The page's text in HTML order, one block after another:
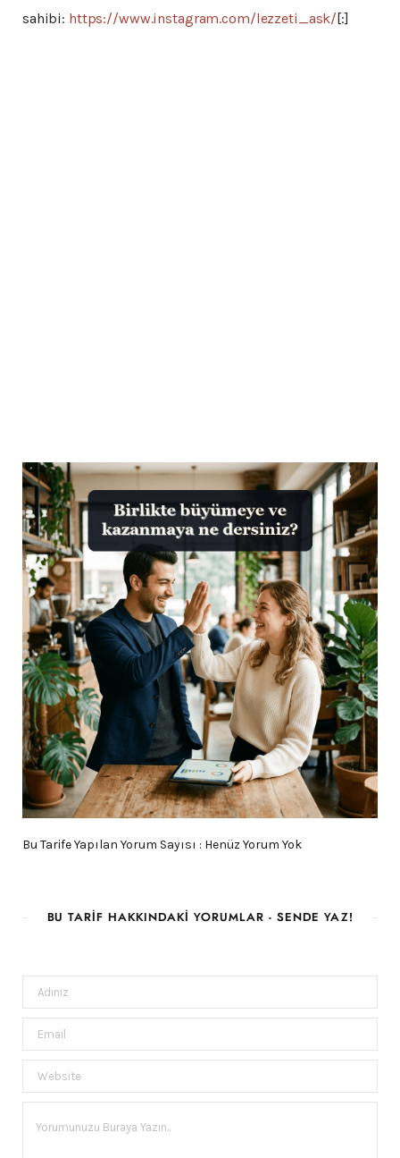
sahibi: https://www.instagram.com/lezzeti_ask/[:]
Bu Tarife Yapılan Yorum Sayısı : Henüz Yorum Yok
BU TARIF HAKKINDAKI YORUMLAR - SENDE YAZ!